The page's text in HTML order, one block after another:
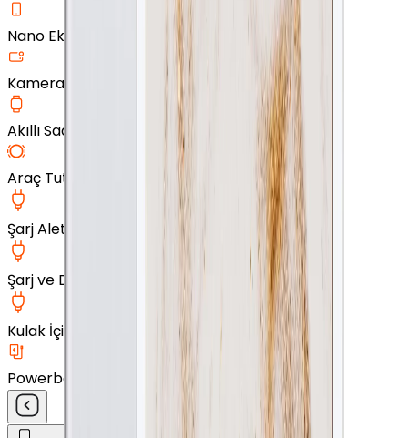
Nano Ekran Koruyucu
Kamera Cam Koruyucu
Akıllı Saat Aksesuarları
Araç Tutucu
Şarj Aleti
Şarj ve Data Kablosu
Kulak İçi Kulaklık
Powerbank